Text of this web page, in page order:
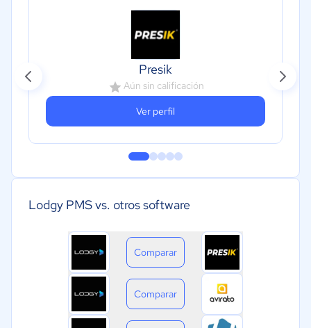
Presik
Aún sin calificación
Ver perfil
Lodgy PMS vs. otros software
Comparar
Comparar